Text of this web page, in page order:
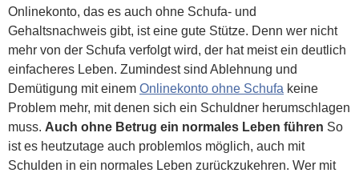
Onlinekonto, das es auch ohne Schufa- und
Gehaltsnachweis gibt, ist eine gute Stütze. Denn wer nicht
mehr von der Schufa verfolgt wird, der hat meist ein deutlich
einfacheres Leben. Zumindest sind Ablehnung und
Demütigung mit einem Onlinekonto ohne Schufa keine
Problem mehr, mit denen sich ein Schuldner herumschlagen
muss. Auch ohne Betrug ein normales Leben führen So
ist es heutzutage auch problemlos möglich, auch mit
Schulden in ein normales Leben zurückzukehren. Wer mit